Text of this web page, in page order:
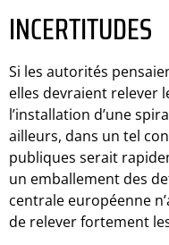
INCERTITUDES
Si les autorités
elles devraient relever
l’installation d’une
ailleurs, dans un tel
publiques serait
un emballement des
centrale européenne
de relever fortement